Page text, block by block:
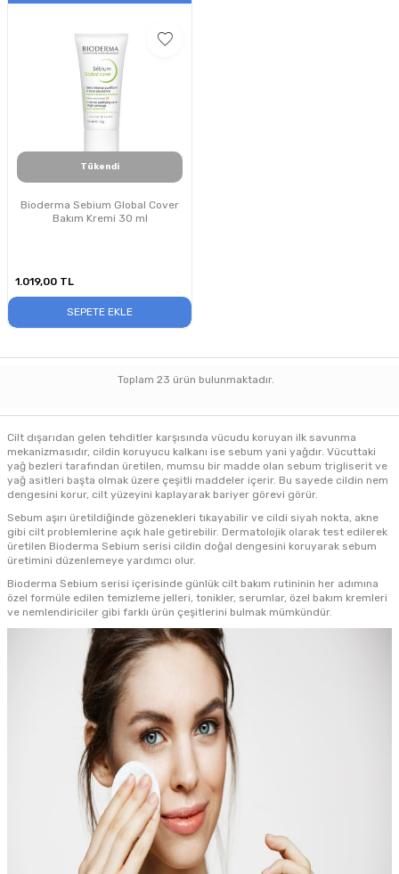
Tükendi
Bioderma Sebium Global Cover
Bakım Kremi 30 ml
1.019,00 TL
SEPETE EKLE
Toplam 23 ürün bulunmaktadır.
Cilt dışarıdan gelen tehditler karşısında vücudu koruyan ilk savunma
mekanizmasıdır, cildin koruyucu kalkanı ise sebum yani yağdır. Vücuttaki
yağ bezleri tarafından üretilen, mumsu bir madde olan sebum trigliserit ve
yağ asitleri başta olmak üzere çeşitli maddeler içerir. Bu sayede cildin nem
dengesini korur, cilt yüzeyini kaplayarak bariyer görevi görür.
Sebum aşırı üretildiğinde gözenekleri tıkayabilir ve cildi siyah nokta, akne
gibi cilt problemlerine açık hale getirebilir. Dermatolojik olarak test edilerek
üretilen Bioderma Sebium serisi cildin doğal dengesini koruyarak sebum
üretimini düzenlemeye yardımcı olur.
Bioderma Sebium serisi içerisinde günlük cilt bakım rutininin her adımına
özel formüle edilen temizleme jelleri, tonikler, serumlar, özel bakım kremleri
ve nemlendiriciler gibi farklı ürün çeşitlerini bulmak mümkündür.